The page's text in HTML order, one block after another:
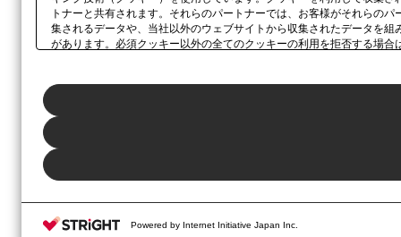
トナーと共有されます。それらのパートナーでは、お客様がそれらの
集されるデータや、当社以外のウェブサイトから収集されたデータを
があります。必須クッキー以外の全てのクッキーの利用を拒否する場
Powered by Internet Initiative Japan Inc.